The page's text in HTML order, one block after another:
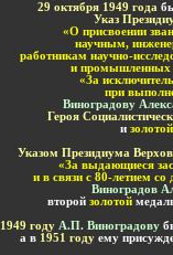
29 октября 1949 года
Указ
«О присвоении
научным,
работникам научно-
и промышленных
«За
при
Виноградову
Героя
изолотой
Указом Президиума
«За выдающиеся
и в связи с 80-летием со
Виноградов
второйзолотой
1949 году А.П. Виноградову
а в 1951 году ему